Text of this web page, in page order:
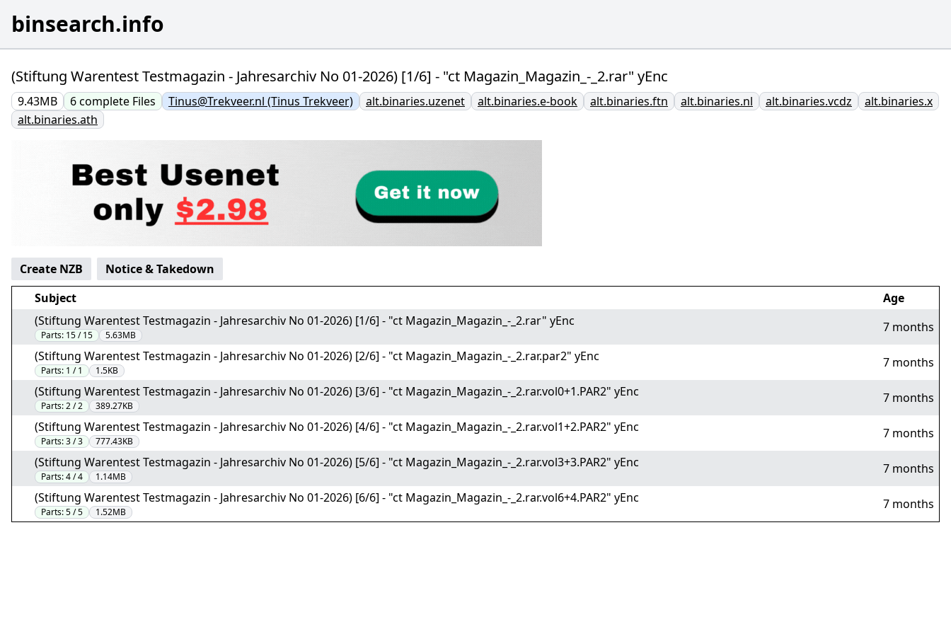
binsearch.info
(Stiftung Warentest Testmagazin - Jahresarchiv No 01-2026) [1/6] - "ct Magazin_Magazin_-_2.rar" yEnc
9.43MB 6complete Files Tinus@Trekveer.nl (Tinus Trekveer) alt.binaries.uzenet alt.binaries.e-book alt.binaries.ftn alt.binaries.nl alt.binaries.vcdz
alt.binaries.x
alt.binaries.ath
Create NZB
Notice & Takedown
Subject
Age
(Stiftung Warentest Testmagazin - Jahresarchiv No 01-2026) [1/6] - "ct Magazin_Magazin_-_2.rar" yEnc
Parts: 15 / 15 5.63MB
7 months
(Stiftung Warentest Testmagazin - Jahresarchiv No 01-2026) [2/6] - "ct Magazin_Magazin_-_2.rar.par2" yEnc
Parts: 1 / 1 1.5KB
7 months
(Stiftung Warentest Testmagazin - Jahresarchiv No 01-2026) [3/6] - "ct Magazin_Magazin_-_2.rar.vol0+1.PAR2" yEnc
Parts:2 / 2 389.27KB
7 months
(Stiftung Warentest Testmagazin - Jahresarchiv No 01-2026) [4/6] - "ct Magazin_Magazin_-_2.rar.vol1+2.PAR2" yEnc
Parts:3 / 3 777.43KB
7 months
(Stiftung Warentest Testmagazin - Jahresarchiv No 01-2026) [5/6] - "ct Magazin_Magazin_-_2.rar.vol3+3.PAR2" yEnc
Parts:4 / 4 1.14MB
7 months
(Stiftung Warentest Testmagazin - Jahresarchiv No 01-2026) [6/6] - "ct Magazin_Magazin_-_2.rar.vol6+4.PAR2" yEnc
Parts:5 / 5 1.52MB
7 months